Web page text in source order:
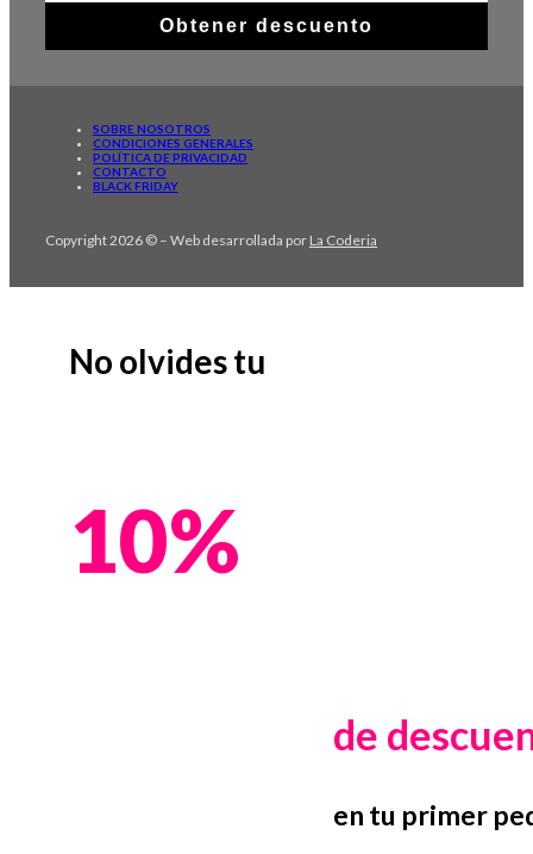
Obtener descuento
SOBRE NOSOTROS
CONDICIONES GENERALES
POLÍTICA DE PRIVACIDAD
CONTACTO
BLACK FRIDAY
Copyright 2026 © – Web desarrollada por La Coderia
No olvides tu
10%
de
en tu primer